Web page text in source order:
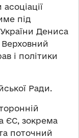
під
Дениса
і політики
Ради.
ЄС, зокрема
поточний